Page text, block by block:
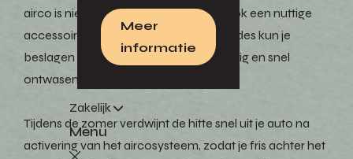
Meer
informatie
Zakelijk
Menu
airco is niet alleen een prettige, maar ook een nuttige
accessoire. In koude en vochtige periodes kun je
beslagen ruiten met een airco eenvoudig en snel
ontwasemen.
Tijdens de zomer verdwijnt de hitte snel uit je auto na
activering van het aircosysteem, zodat je fris achter het